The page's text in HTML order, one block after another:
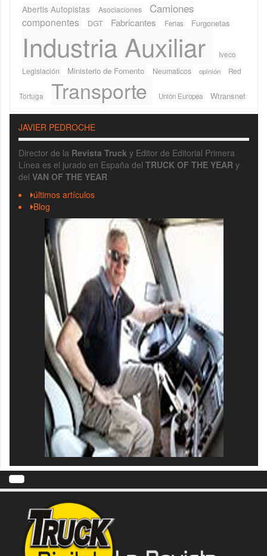
Abertis Autopistas Asociaciones Camiones
componentes DGT Fabricantes Ferias Furgonetas
Industria Auxiliar
Iveco
Legislación
Ministerio de Fomento Neumaticos opinión Red
Tortuga Transporte Unión Europea Wtransnet
JAVIER PEDROCHE
Director de la Revista Truck y Editor de Editorial Primera
Línea es el jurado en España del TRUCK OF THE YEAR y
del VAN OF THE YEAR
últimos artículos
Blog